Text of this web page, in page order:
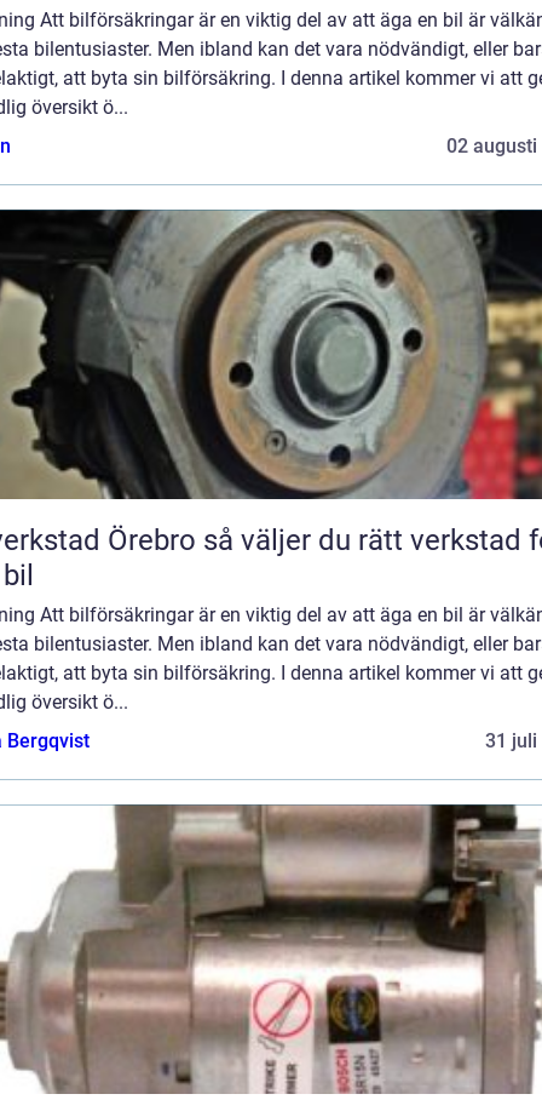
Att bilförsäkringar är en viktig del av att äga en bil är
bilentusiaster. Men ibland kan det vara nödvändigt, eller
att byta sin bilförsäkring. I denna artikel kommer vi att
översikt ö...
02 augusti
Örebro så väljer du rätt verkstad för
Att bilförsäkringar är en viktig del av att äga en bil är
bilentusiaster. Men ibland kan det vara nödvändigt, eller
att byta sin bilförsäkring. I denna artikel kommer vi att
översikt ö...
Bergqvist
31 juli